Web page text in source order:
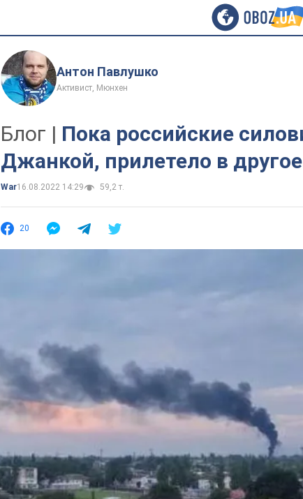
Антон Павлушко
Активист, Мюнхен
Блог | Пока российские
Джанкой, прилетело в
War16.08.2022 14:29 59,2 т.
20